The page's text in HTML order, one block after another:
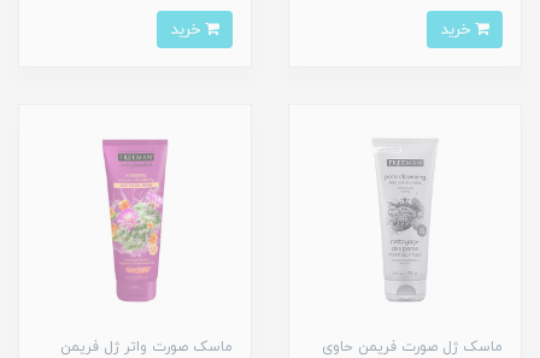
ماسک ژل صورت فریمن حاوی
ماسک صورت واتر ژل فریمن